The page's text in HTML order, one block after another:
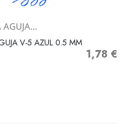
V-5 AZUL 0.5 MM
Precio
1,78 €